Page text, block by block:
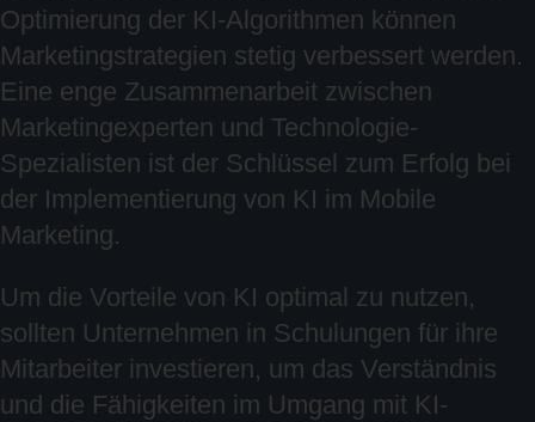
Optimierung der KI-Algorithmen können
Marketingstrategien stetig verbessert werden.
Eine enge Zusammenarbeit zwischen
Marketingexperten und Technologie-
Spezialisten ist der Schlüssel zum Erfolg bei
der Implementierung von KI im Mobile
Marketing.
Um die Vorteile von KI optimal zu nutzen,
sollten Unternehmen in Schulungen für ihre
Mitarbeiter investieren, um das Verständnis
und die Fähigkeiten im Umgang mit KI-